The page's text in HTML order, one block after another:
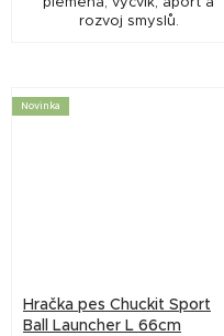
plemena, výcvik, aport a
rozvoj smyslů.
Novinka
Hračka pes Chuckit Sport
Ball Launcher L 66cm